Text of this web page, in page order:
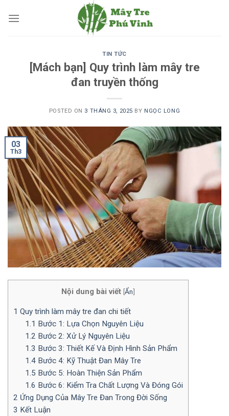
TIN TỨC
[Mách bạn] Quy trình làm mây tre
đan truyền thống
POSTED ON 3 THÁNG 3, 2025 BY NGỌC LONG
03
Th3
Nội dung bài viết [Ẩn]
1 Quy trình làm mây tre đan chi tiết
1.1 Bước 1: Lựa Chọn Nguyên Liệu
1.2 Bước 2: Xử Lý Nguyên Liệu
1.3 Bước 3: Thiết Kế Và Định Hình Sản Phẩm
1.4Bước 4: Kỹ Thuật Đan Mây Tre
1.5 Bước 5: Hoàn Thiện Sản Phẩm
1.6 Bước 6: Kiểm Tra Chất Lượng Và Đóng Gói
2 Ứng Dụng Của Mây Tre Đan Trong Đời Sống
3 Kết Luận